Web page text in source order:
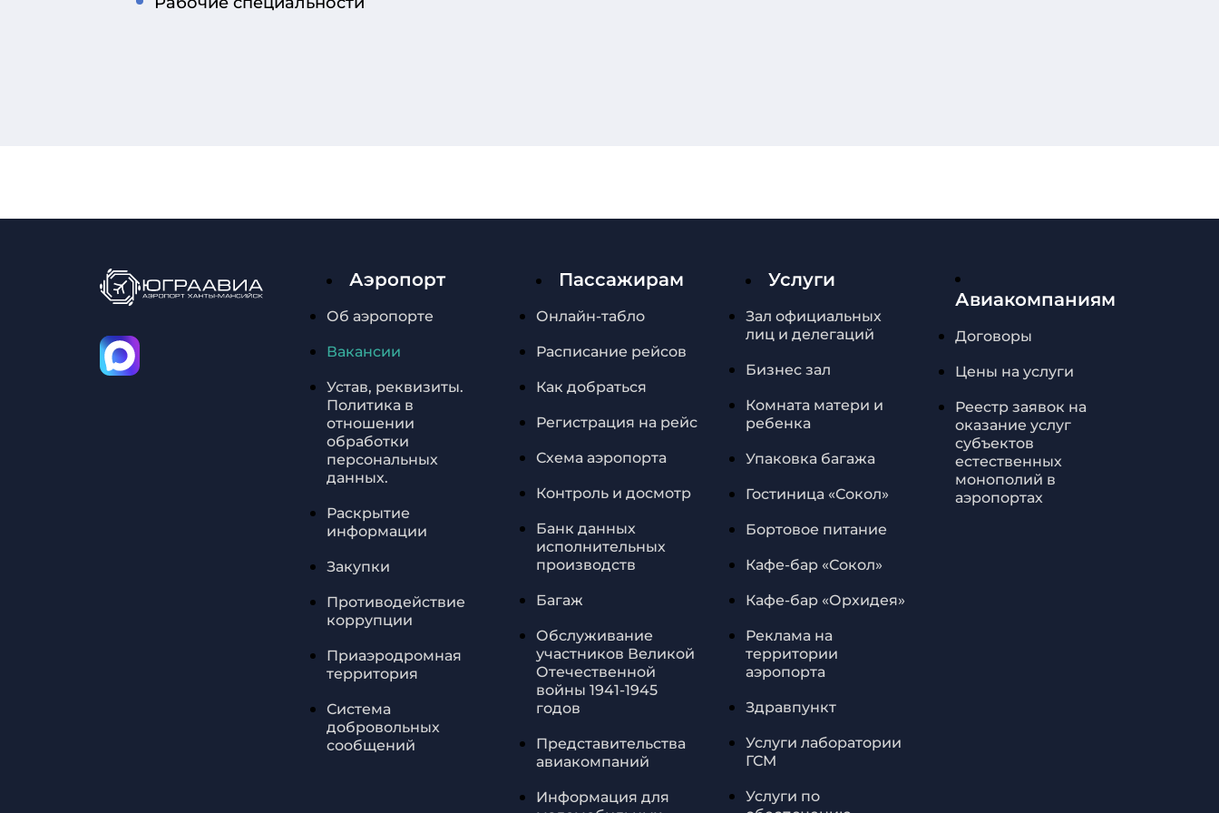
Аэропорт
Об аэропорте
Вакансии
Устав, реквизиты.
Политика в
отношении
обработки
персональных
данных.
Раскрытие
информации
Закупки
Противодействие
коррупции
Приаэродромная
территория
Система
добровольных
сообщений
Пассажирам
Онлайн-табло
Расписание рейсов
Как добраться
Регистрация на рейс
Схема аэропорта
Контроль и досмотр
Банк данных
исполнительных
производств
Багаж
Обслуживание
участников Великой
Отечественной
войны 1941-1945
годов
Представительства
авиакомпаний
Информация для
Услуги
Зал официальных
лиц и делегаций
Бизнес зал
Комната матери и
ребенка
Упаковка багажа
Гостиница «Сокол»
Бортовое питание
Кафе-бар «Сокол»
Кафе-бар «Орхидея»
Реклама на
территории
аэропорта
Здравпункт
Услуги лаборатории
ГСМ
Услуги по
Авиакомпаниям
Договоры
Цены на услуги
Реестр заявок на
оказание услуг
субъектов
естественных
монополий в
аэропортах